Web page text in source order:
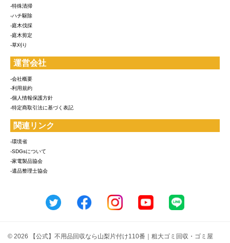
-特殊清掃
-ハチ駆除
-庭木伐採
-庭木剪定
-草刈り
運営会社
-会社概要
-利用規約
-個人情報保護方針
-特定商取引法に基づく表記
関連リンク
-環境省
-SDGsについて
-家電製品協会
-遺品整理士協会
© 2026 【公式】不用品回収なら山梨片付け110番｜粗大ゴミ回収・ゴミ屋